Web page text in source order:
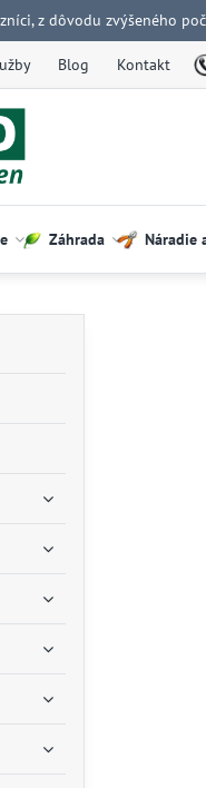
z dôvodu zvýšeného
Blog Kontakt
Záhrada Náradie